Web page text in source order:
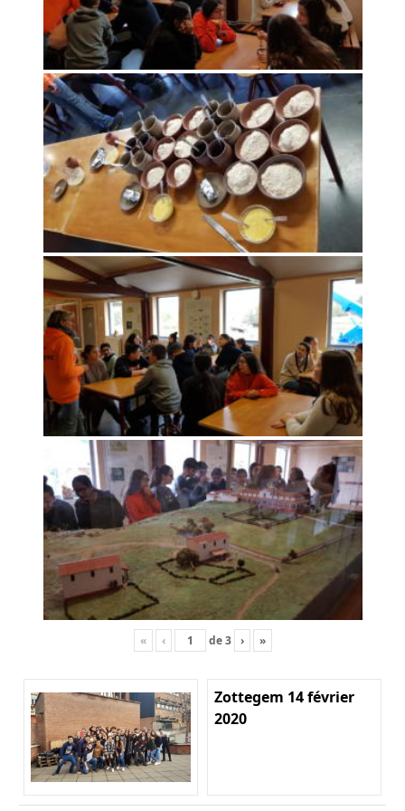
« ‹ de3 › »
Zottegem 14 février
2020